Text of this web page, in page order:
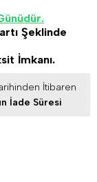
Şeklinde
İmkanı.
İtibaren
İade Süresi